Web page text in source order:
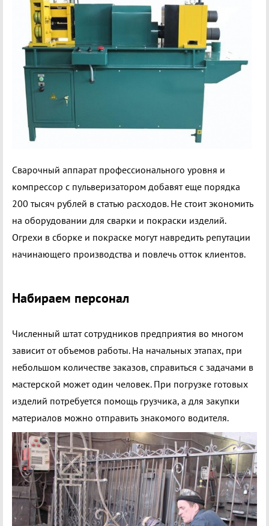
Сварочный аппарат профессионального уровня и
компрессор с пульверизатором добавят еще порядка
200 тысяч рублей в статью расходов. Не стоит экономить
на оборудовании для сварки и покраски изделий.
Огрехи в сборке и покраске могут навредить репутации
начинающего производства и повлечь отток клиентов.
Набираем персонал
Численный штат сотрудников предприятия во многом
зависит от объемов работы. На начальных этапах, при
небольшом количестве заказов, справиться с задачами в
мастерской может один человек. При погрузке готовых
изделий потребуется помощь грузчика, а для закупки
материалов можно отправить знакомого водителя.